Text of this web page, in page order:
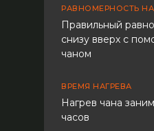
РАВНОМЕРНОСТЬ
ВРЕМЯ НАГРЕВА
Правильный
снизу вверх с
чаном
Нагрев чана
часов